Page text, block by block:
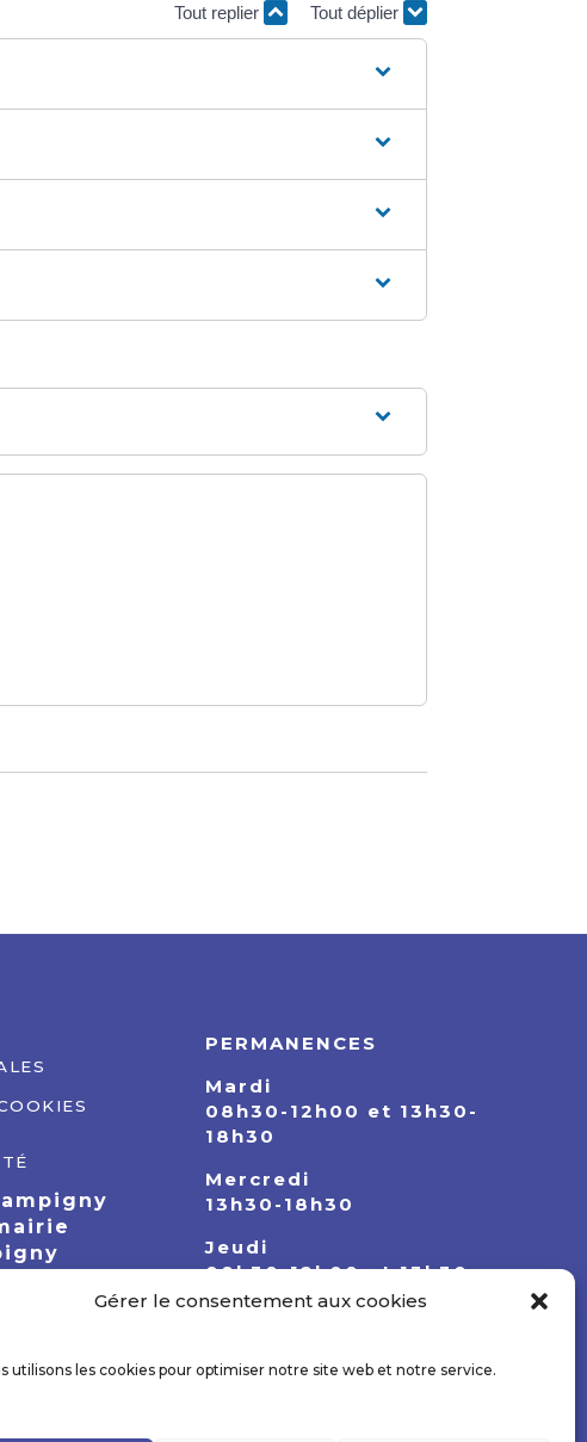
Gérer le consentement aux cookies
utilisons les cookies pour optimiser notre site web et notre service.
Tout replier Tout déplier
PERMANENCES
Mardi
08h30-12h00 et 13h30-
18h30
Mercredi
13h30-18h30
Jeudi
08h30-12h00 et 13h30-
18h30